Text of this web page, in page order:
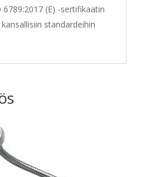
6789:2017 (E) -sertifikaatin
standardeihin